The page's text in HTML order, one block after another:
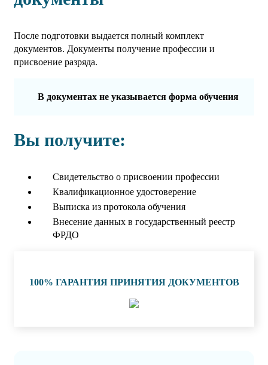
После подготовки выдается полный комплект
документов. Документы получение профессии и
присвоение разряда.
В документах не указывается форма обучения
Вы получите:
Свидетельство о присвоении профессии
Квалификационное удостоверение
Выписка из протокола обучения
Внесение данных в государственный реестр
ФРДО
100% ГАРАНТИЯ ПРИНЯТИЯ ДОКУМЕНТОВ